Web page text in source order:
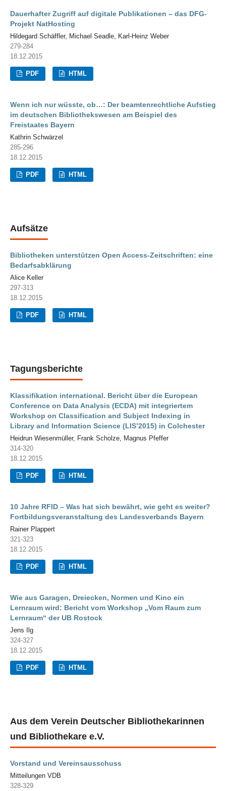
Dauerhafter Zugriff auf digitale Publikationen – das DFG-
Projekt NatHosting
Hildegard Schäffler, Michael Seadle, Karl-Heinz Weber
279-284
18.12.2015
PDF HTML
Wenn ich nur wüsste, ob…: Der beamtenrechtliche Aufstieg
im deutschen Bibliothekswesen am Beispiel des
Freistaates Bayern
Kathrin Schwärzel
285-296
18.12.2015
PDF HTML
Aufsätze
Bibliotheken unterstützen Open Access-Zeitschriften: eine
Bedarfsabklärung
Alice Keller
297-313
18.12.2015
PDF HTML
Tagungsberichte
Klassifikation international. Bericht über die European
Conference on Data Analysis (ECDA) mit integriertem
Workshop on Classification and Subject Indexing in
Library and Information Science (LIS’2015) in Colchester
Heidrun Wiesenmüller, Frank Scholze, Magnus Pfeffer
314-320
18.12.2015
PDF HTML
10 Jahre RFID – Was hat sich bewährt, wie geht es weiter?
Fortbildungsveranstaltung des Landesverbands Bayern
Rainer Plappert
321-323
18.12.2015
PDF HTML
Wie aus Garagen, Dreiecken, Normen und Kino ein
Lernraum wird: Bericht vom Workshop „Vom Raum zum
Lernraum“ der UB Rostock
Jens Ilg
324-327
18.12.2015
PDF HTML
Aus dem Verein Deutscher Bibliothekarinnen
und Bibliothekare e.V.
Vorstand und Vereinsausschuss
Mitteilungen VDB
328-329